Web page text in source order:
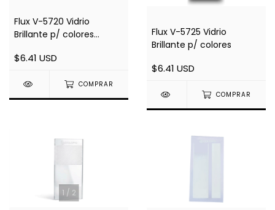
Flux V-5720 Vidrio
Brillante p/ colores
$6.41 USD
COMPRAR
Flux V-5725 Vidrio
Brillante p/ colores
$6.41 USD
COMPRAR
1 / 2